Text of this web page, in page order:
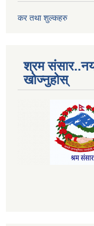
कर तथा शुल्कहरु
श्रम
खोज्नुहोस्